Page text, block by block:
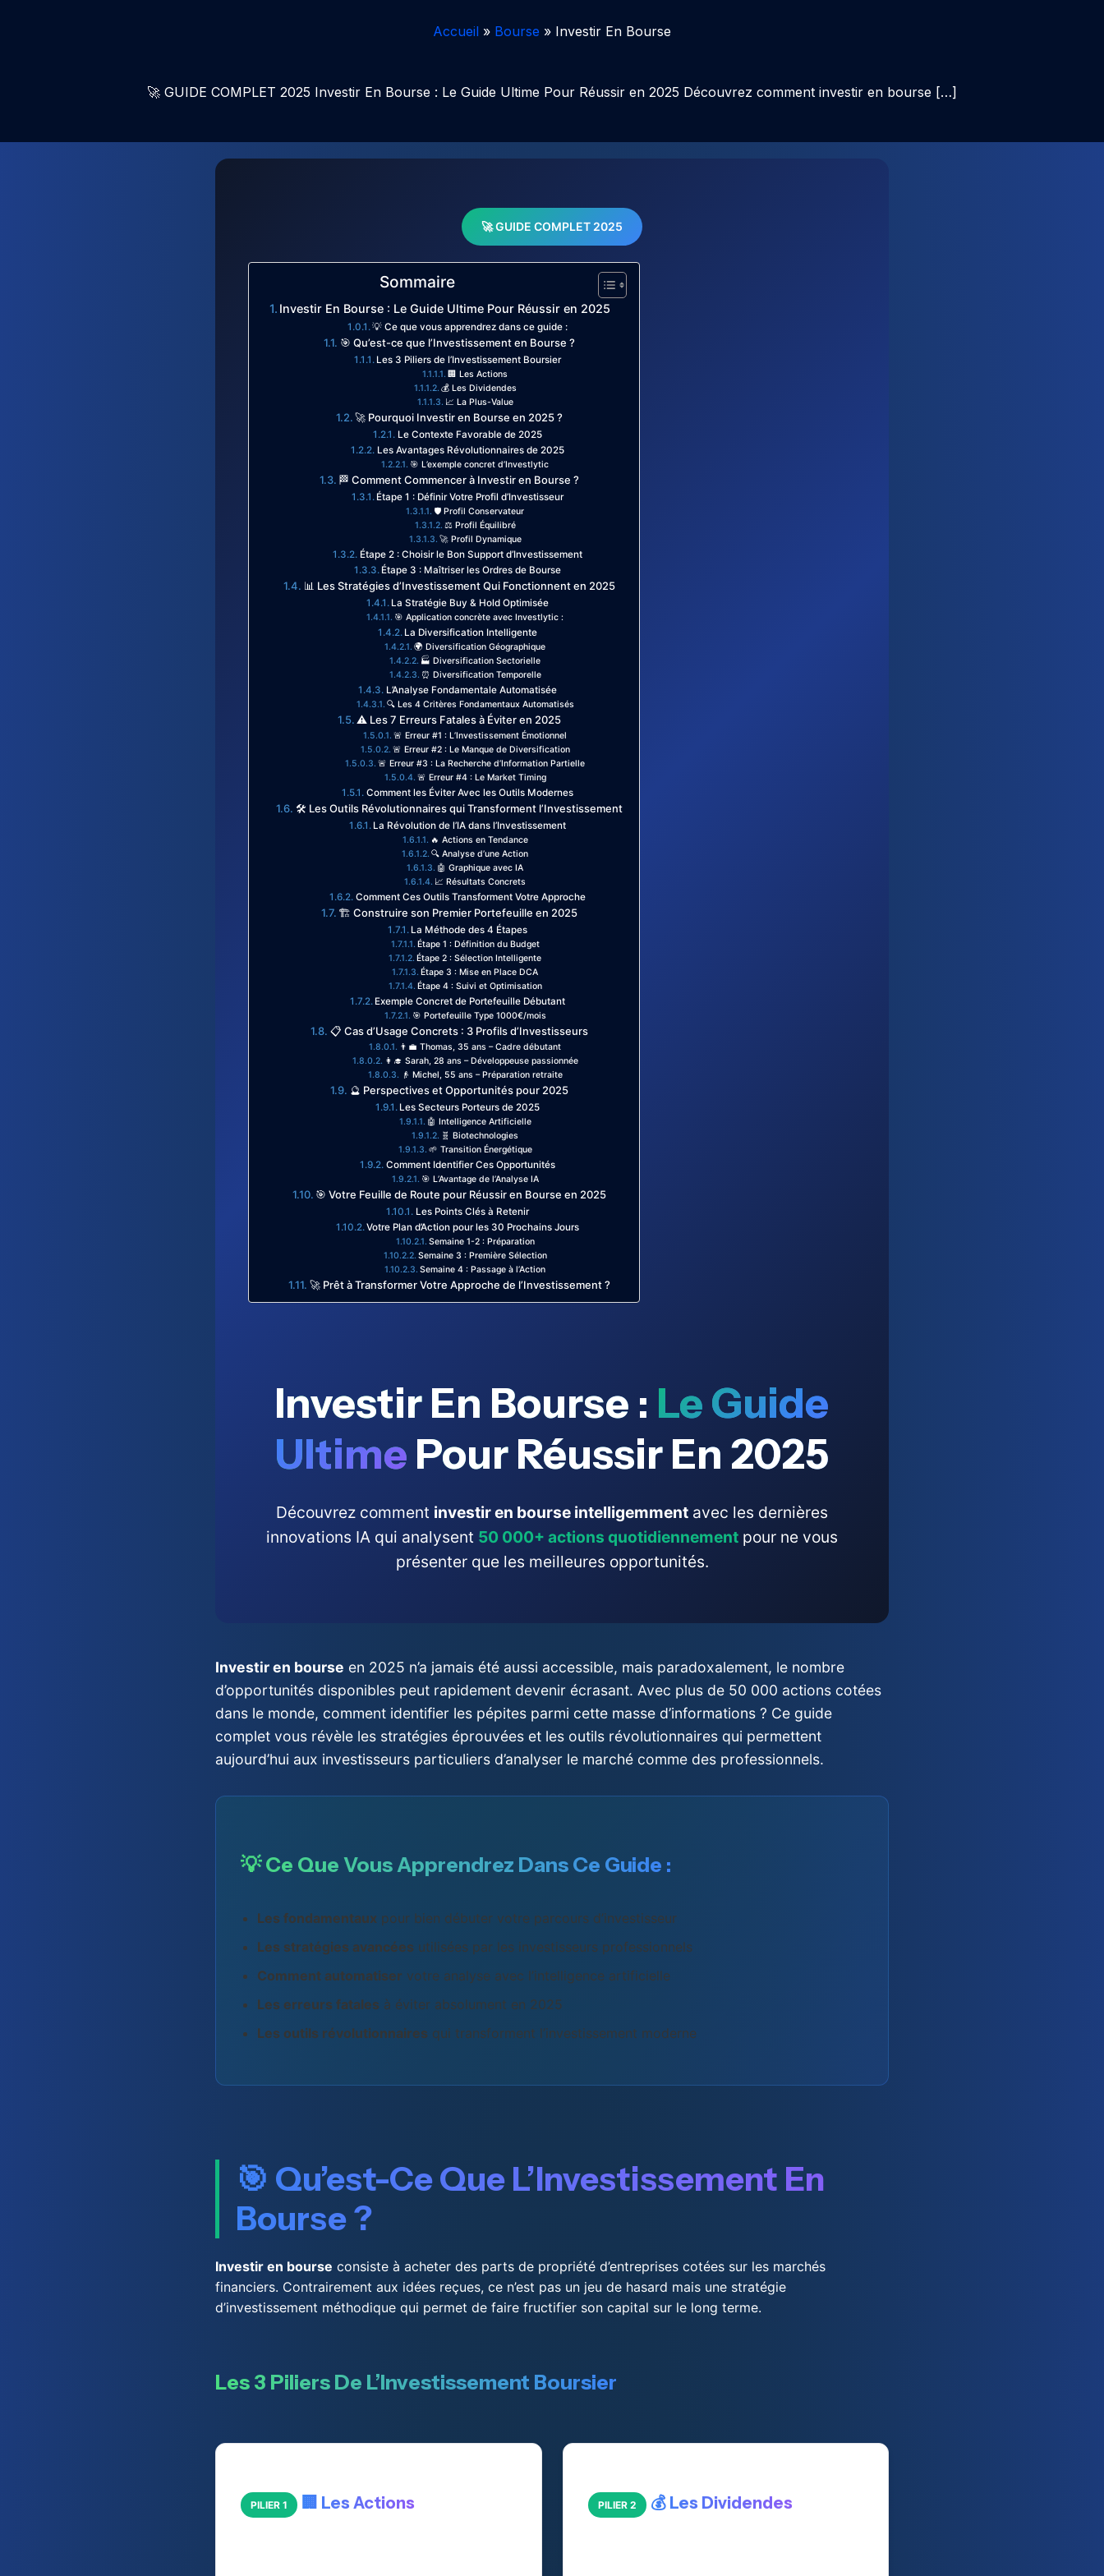
Accueil Bourse Investir En Bourse
🚀 GUIDE COMPLET 2025 Investir En Bourse : Le Guide Ultime Pour Réussir en 2025 Découvrez comment investir en bourse […]
🚀 GUIDE COMPLET 2025
Sommaire
Investir En Bourse : Le Guide Ultime Pour Réussir en 2025
💡 Ce que vous apprendrez dans ce guide :
🎯 Qu’est-ce que l’Investissement en Bourse ?
Les 3 Piliers de l’Investissement Boursier
🏢 Les Actions
💰 Les Dividendes
📈 La Plus-Value
🚀 Pourquoi Investir en Bourse en 2025 ?
Le Contexte Favorable de 2025
Les Avantages Révolutionnaires de 2025
🎯 L’exemple concret d’Investlytic
🏁 Comment Commencer à Investir en Bourse ?
Étape 1 : Définir Votre Profil d’Investisseur
🛡️ Profil Conservateur
⚖️ Profil Équilibré
🚀 Profil Dynamique
Étape 2 : Choisir le Bon Support d’Investissement
Étape 3 : Maîtriser les Ordres de Bourse
📊 Les Stratégies d’Investissement Qui Fonctionnent en 2025
La Stratégie Buy & Hold Optimisée
🎯 Application concrète avec Investlytic :
La Diversification Intelligente
🌍 Diversification Géographique
🏭 Diversification Sectorielle
⏰ Diversification Temporelle
L’Analyse Fondamentale Automatisée
🔍 Les 4 Critères Fondamentaux Automatisés
⚠️ Les 7 Erreurs Fatales à Éviter en 2025
🚨 Erreur #1 : L’Investissement Émotionnel
🚨 Erreur #2 : Le Manque de Diversification
🚨 Erreur #3 : La Recherche d’Information Partielle
🚨 Erreur #4 : Le Market Timing
Comment les Éviter Avec les Outils Modernes
🛠️ Les Outils Révolutionnaires qui Transforment l’Investissement
La Révolution de l’IA dans l’Investissement
🔥 Actions en Tendance
🔍 Analyse d’une Action
🤖 Graphique avec IA
📈 Résultats Concrets
Comment Ces Outils Transforment Votre Approche
🏗️ Construire son Premier Portefeuille en 2025
La Méthode des 4 Étapes
Étape 1 : Définition du Budget
Étape 2 : Sélection Intelligente
Étape 3 : Mise en Place DCA
Étape 4 : Suivi et Optimisation
Exemple Concret de Portefeuille Débutant
🎯 Portefeuille Type 1000€/mois
📋 Cas d’Usage Concrets : 3 Profils d’Investisseurs
👨‍💼 Thomas, 35 ans – Cadre débutant
👩‍🎓 Sarah, 28 ans – Développeuse passionnée
👴 Michel, 55 ans – Préparation retraite
🔮 Perspectives et Opportunités pour 2025
Les Secteurs Porteurs de 2025
🤖 Intelligence Artificielle
🧬 Biotechnologies
🌱 Transition Énergétique
Comment Identifier Ces Opportunités
🎯 L’Avantage de l’Analyse IA
🎯 Votre Feuille de Route pour Réussir en Bourse en 2025
Les Points Clés à Retenir
Votre Plan d’Action pour les 30 Prochains Jours
Semaine 1-2 : Préparation
Semaine 3 : Première Sélection
Semaine 4 : Passage à l’Action
🚀 Prêt à Transformer Votre Approche de l’Investissement ?
Investir En Bourse : Le Guide
Ultime Pour Réussir En 2025
Découvrez comment investir en bourse intelligemment avec les dernières
innovations IA qui analysent 50 000+ actions quotidiennement pour ne vous
présenter que les meilleures opportunités.
Investir en bourse en 2025 n’a jamais été aussi accessible, mais paradoxalement, le nombre
d’opportunités disponibles peut rapidement devenir écrasant. Avec plus de 50 000 actions cotées
dans le monde, comment identifier les pépites parmi cette masse d’informations ? Ce guide
complet vous révèle les stratégies éprouvées et les outils révolutionnaires qui permettent
aujourd’hui aux investisseurs particuliers d’analyser le marché comme des professionnels.
💡 Ce Que Vous Apprendrez Dans Ce Guide :
Les fondamentaux pour bien débuter votre parcours d’investisseur
Les stratégies avancées utilisées par les investisseurs professionnels
Comment automatiser votre analyse avec l’intelligence artificielle
Les erreurs fatales à éviter absolument en 2025
Les outils révolutionnaires qui transforment l’investissement moderne
🎯 Qu’est-Ce Que L’Investissement En
Bourse ?
Investir en bourse consiste à acheter des parts de propriété d’entreprises cotées sur les marchés
financiers. Contrairement aux idées reçues, ce n’est pas un jeu de hasard mais une stratégie
d’investissement méthodique qui permet de faire fructifier son capital sur le long terme.
Les 3 Piliers De L’Investissement Boursier
PILIER 1 🏢 Les Actions PILIER 2 💰 Les Dividendes